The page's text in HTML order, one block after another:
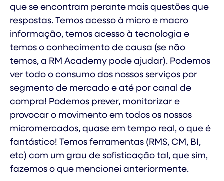
que se encontram perante mais questões que
respostas. Temos acesso à micro e macro
informação, temos acesso à tecnologia e
temos o conhecimento de causa (se não
temos, a RM Academy pode ajudar). Podemos
ver todo o consumo dos nossos serviços por
segmento de mercado e até por canal de
compra! Podemos prever, monitorizar e
provocar o movimento em todos os nossos
micromercados, quase em tempo real, o que é
fantástico! Temos ferramentas (RMS, CM, BI,
etc) com um grau de sofisticação tal, que sim,
fazemos o que mencionei anteriormente.